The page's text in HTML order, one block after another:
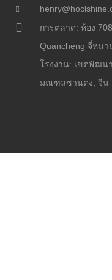
การตลาด: ห้อง
Quancheng จี่หนา
โรงงาน: เขตพัฒน
มณฑลซานตง, จีน